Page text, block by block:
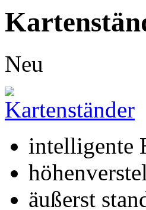
Neu
intelligente
äußerst